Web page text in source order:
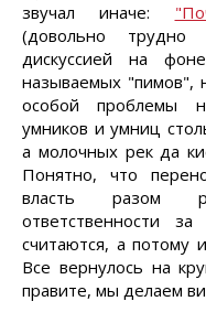
звучал иначе:
(довольно трудно
дискуссией на
называемых "пимов",
особой проблемы
умников и умниц
а молочных рек да
Понятно, что
власть разом
ответственности
считаются, а потому
Все вернулось на
правите, мы делаем